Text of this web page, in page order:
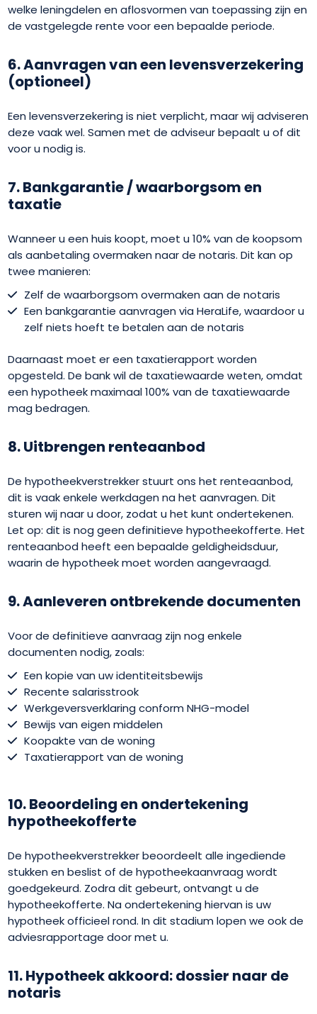
welke leningdelen en aflosvormen van toepassing zijn en
de vastgelegde rente voor een bepaalde periode.
6. Aanvragen van een levensverzekering
(optioneel)
Een levensverzekering is niet verplicht, maar wij adviseren
deze vaak wel. Samen met de adviseur bepaalt u of dit
voor u nodig is.
7. Bankgarantie / waarborgsom en
taxatie
Wanneer u een huis koopt, moet u 10% van de koopsom
als aanbetaling overmaken naar de notaris. Dit kan op
twee manieren:
Zelf de waarborgsom overmaken aan de notaris
Een bankgarantie aanvragen via HeraLife, waardoor u
zelf niets hoeft te betalen aan de notaris
Daarnaast moet er een taxatierapport worden
opgesteld. De bank wil de taxatiewaarde weten, omdat
een hypotheek maximaal 100% van de taxatiewaarde
mag bedragen.
8. Uitbrengen renteaanbod
De hypotheekverstrekker stuurt ons het renteaanbod,
dit is vaak enkele werkdagen na het aanvragen. Dit
sturen wij naar u door, zodat u het kunt ondertekenen.
Let op: dit is nog geen definitieve hypotheekofferte. Het
renteaanbod heeft een bepaalde geldigheidsduur,
waarin de hypotheek moet worden aangevraagd.
9. Aanleveren ontbrekende documenten
Voor de definitieve aanvraag zijn nog enkele
documenten nodig, zoals:
Een kopie van uw identiteitsbewijs
Recente salarisstrook
Werkgeversverklaring conform NHG-model
Bewijs van eigen middelen
Koopakte van de woning
Taxatierapport van de woning
10. Beoordeling en ondertekening
hypotheekofferte
De hypotheekverstrekker beoordeelt alle ingediende
stukken en beslist of de hypotheekaanvraag wordt
goedgekeurd. Zodra dit gebeurt, ontvangt u de
hypotheekofferte. Na ondertekening hiervan is uw
hypotheek officieel rond. In dit stadium lopen we ook de
adviesrapportage door met u.
11. Hypotheek akkoord: dossier naar de
notaris